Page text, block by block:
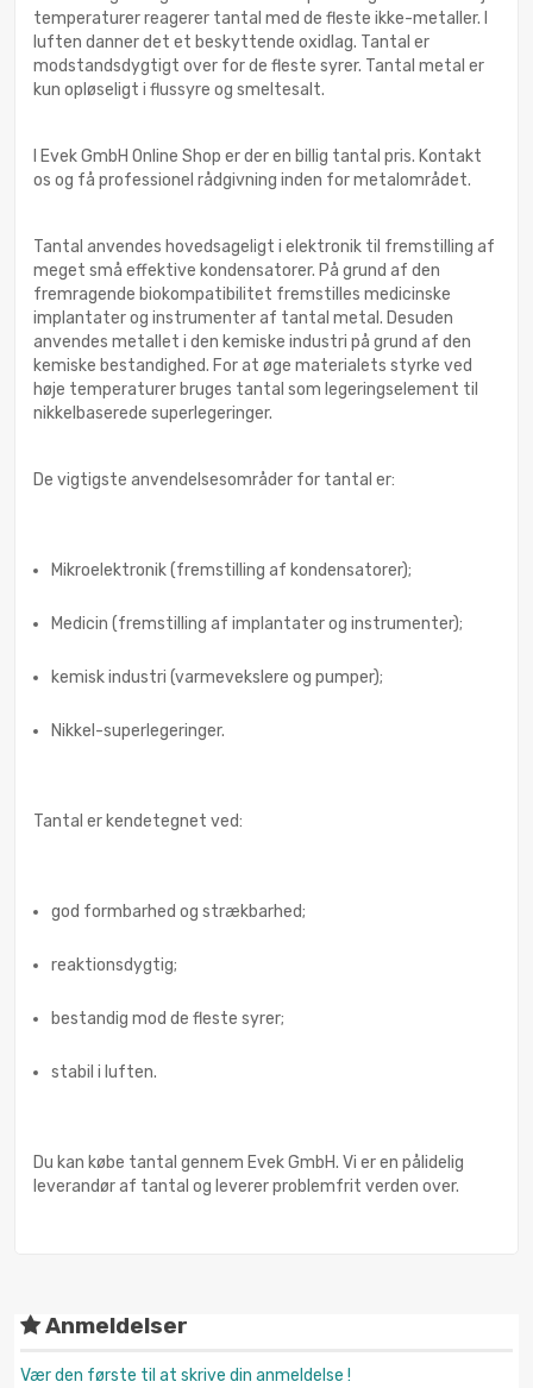
temperaturer reagerer tantal med de fleste ikke-metaller. I
luften danner det et beskyttende oxidlag. Tantal er
modstandsdygtigt over for de fleste syrer. Tantal metal er
kun opløseligt i flussyre og smeltesalt.
I Evek GmbH Online Shop er der en billig tantal pris. Kontakt
os og få professionel rådgivning inden for metalområdet.
Tantal anvendes hovedsageligt i elektronik til fremstilling af
meget små effektive kondensatorer. På grund af den
fremragende biokompatibilitet fremstilles medicinske
implantater og instrumenter af tantal metal. Desuden
anvendes metallet i den kemiske industri på grund af den
kemiske bestandighed. For at øge materialets styrke ved
høje temperaturer bruges tantal som legeringselement til
nikkelbaserede superlegeringer.
De vigtigste anvendelsesområder for tantal er:
Mikroelektronik (fremstilling af kondensatorer);
Medicin (fremstilling af implantater og instrumenter);
kemisk industri (varmevekslere og pumper);
Nikkel-superlegeringer.
Tantal er kendetegnet ved:
god formbarhed og strækbarhed;
reaktionsdygtig;
bestandig mod de fleste syrer;
stabil i luften.
Du kan købe tantal gennem Evek GmbH. Vi er en pålidelig
leverandør af tantal og leverer problemfrit verden over.
Anmeldelser
Vær den første til at skrive din anmeldelse !